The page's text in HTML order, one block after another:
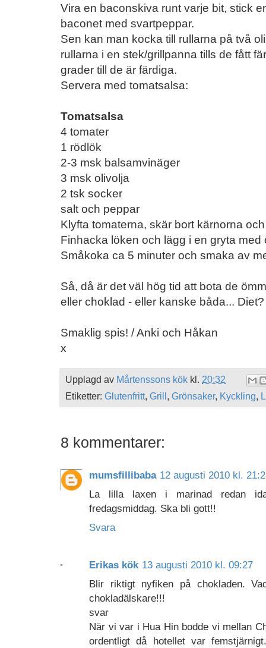
Vira en baconskiva runt varje bit, stick
baconet med svartpeppar.
Sen kan man kocka till rullarna på två
rullarna i en stek/grillpanna tills de fått
grader till de är färdiga.
Servera med tomatsalsa:
Tomatsalsa
4 tomater
1 rödlök
2-3 msk balsamvinäger
3 msk olivolja
2 tsk socker
salt och peppar
Klyfta tomaterna, skär bort kärnorna
Finhacka löken och lägg i en gryta med
Småkoka ca 5 minuter och smaka av
Så, då är det väl hög tid att bota de
eller choklad - eller kanske båda...
Smaklig spis! / Anki och Håkan
x
Upplagd av Mårtenssons kök kl. 20:32
Etiketter: Glutenfritt, Grill , Grönsaker, Kyckling,
8 kommentarer:
mumsfillibaba 12 augusti 2010 kl.
La lilla laxen i marinad redan
fredagsmiddag. Ska bli gott!!
Svara
Erikas kök 13 augusti 2010 kl. 09:27
Blir riktigt nyfiken på chokladen.
chokladälskare!!!
svar
När vi var i Hua Hin bodde vi mellan
ordentligt då hotellet var